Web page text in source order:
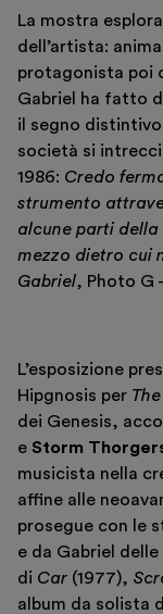
Area riservata
Shop
La mostra
dell’artista:
protagonista poi
Gabriel ha fatto
il segno
società si
1986: Credo
strumento
alcune parti
mezzo dietro cui
Gabriel, Photo G
L’esposizione
Hipgnosis per
dei Genesis,
eStorm
musicista nella
affine alle
prosegue con le
e da Gabriel
di Car (1977),
album da solista